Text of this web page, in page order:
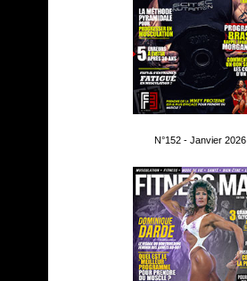
N°152 - Janvier 2026